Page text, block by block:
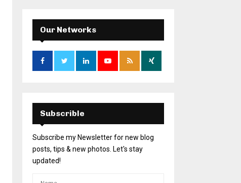
Our Networks
Subscrible
Subscribe my Newsletter for new blog
posts, tips & new photos. Let's stay
updated!